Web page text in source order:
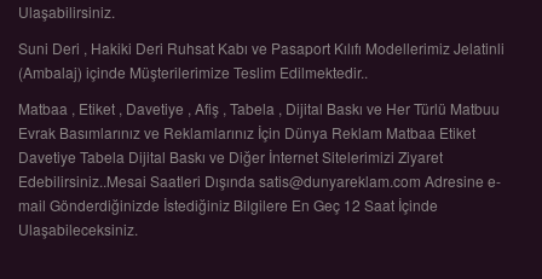
Ulaşabilirsiniz.
Suni Deri , Hakiki Deri Ruhsat Kabı ve Pasaport Kılıfı Modellerimiz Jelatinli
(Ambalaj) içinde Müşterilerimize Teslim Edilmektedir..
Matbaa , Etiket , Davetiye , Afiş , Tabela , Dijital Baskı ve Her Türlü Matbuu
Evrak Basımlarınız ve Reklamlarınız İçin Dünya Reklam Matbaa Etiket
Davetiye Tabela Dijital Baskı ve Diğer İnternet Sitelerimizi Ziyaret
Edebilirsiniz..Mesai Saatleri Dışında satis@dunyareklam.com Adresine e-
mail Gönderdiğinizde İstediğiniz Bilgilere En Geç 12 Saat İçinde
Ulaşabileceksiniz.